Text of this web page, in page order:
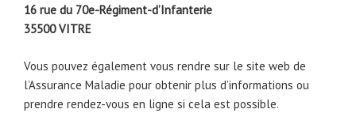
16 rue du 70e-Régiment-d’Infanterie
35500 VITRE
Vous pouvez également vous rendre sur le site web de
l’Assurance Maladie pour obtenir plus d’informations ou
prendre rendez-vous en ligne si cela est possible.